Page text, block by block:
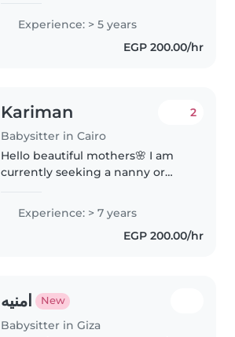
de m'occuper d'enfants au
quotidien et j'apprécie..
Experience: > 5 years
EGP 200.00/hr
Kariman
Babysitter in Cairo
2
Hello beautiful mothers🌸 I am
currently seeking a nanny or
years in childcare and nanny
services, Stay out daily or
monthly according to the
Experience: > 7 years
EGP 200.00/hr
امنيه New
Babysitter in Giza